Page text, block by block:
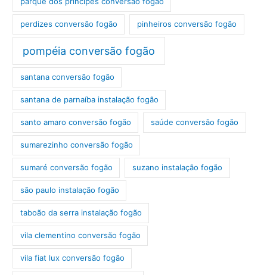
perdizes conversão fogão pinheiros conversão fogão
pompéia conversão fogão
santana conversão fogão
santana de parnaíba instalação fogão
santo amaro conversão fogão saúde conversão fogão
sumarezinho conversão fogão
sumaré conversão fogão suzano instalação fogão
são paulo instalação fogão
taboão da serra instalação fogão
vila clementino conversão fogão
vila fiat lux conversão fogão